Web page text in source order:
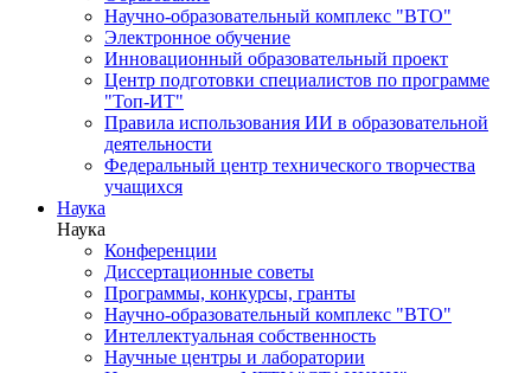
Научно-образовательный комплекс "ВТО"
Электронное обучение
Инновационный образовательный проект
Центр подготовки специалистов по программе
"Топ-ИТ"
Правила использования ИИ в образовательной
деятельности
Федеральный центр технического творчества
учащихся
Наука
Наука
Конференции
Диссертационные советы
Программы, конкурсы, гранты
Научно-образовательный комплекс "ВТО"
Интеллектуальная собственность
Научные центры и лаборатории